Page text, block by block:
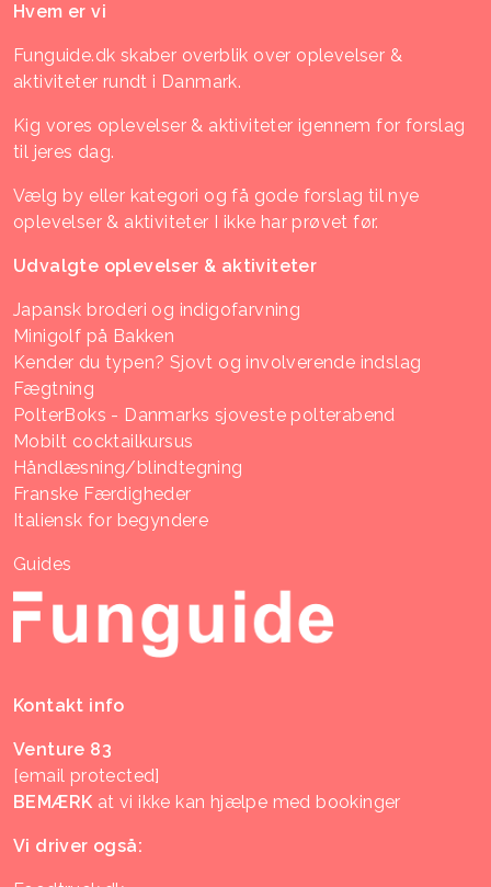
Hvem er vi
Funguide.dk skaber overblik over oplevelser &
aktiviteter rundt i Danmark.
Kig vores oplevelser & aktiviteter igennem for forslag
til jeres dag.
Vælg by eller kategori og få gode forslag til nye
oplevelser & aktiviteter I ikke har prøvet før.
Udvalgte oplevelser & aktiviteter
Japansk broderi og indigofarvning
Minigolf på Bakken
Kender du typen? Sjovt og involverende indslag
Fægtning
PolterBoks - Danmarks sjoveste polterabend
Mobilt cocktailkursus
Håndlæsning/blindtegning
Franske Færdigheder
Italiensk for begyndere
Guides
Kontakt info
Venture 83
[email protected]
BEMÆRK at vi ikke kan hjælpe med bookinger
Vi driver også: